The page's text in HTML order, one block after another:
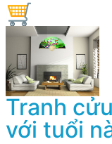
Tranh
với tuổi